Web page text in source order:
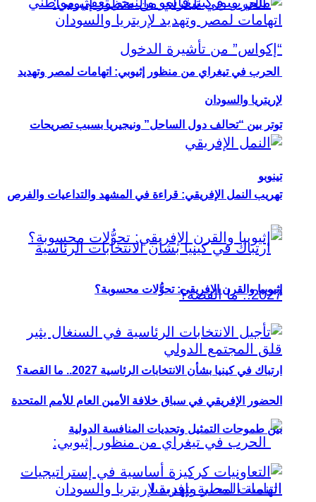
توتر بين “تحالف دول الساحل” ونيجيريا بسبب تصريحات
تينوبو
ارتباك في كينيا بشأن الانتخابات الرئاسية 2027.. ما القصة؟
الحرب في تيغراي من منظور إثيوبي: اتهامات لمصر وتهديد
لإريتريا والسودان
تهريب النمل الإفريقي: قراءة في المشهد والتداعيات والفرص
إثيوبيا والقرن الإفريقي: تحوُّلات محسوبة؟
الحضور الإفريقي في سباق خلافة الأمين العام للأمم المتحدة
بين طموحات التمثيل وتحديات المنافسة الدولية